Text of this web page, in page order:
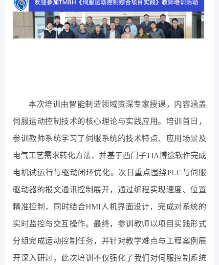
本次培训由智能制造领域资深专家授课，内容涵盖
伺服运动控制技术的核心理论与实践应用。培训首日，
参训教师系统学习了伺服系统的技术特点、应用场景及
电气工艺需求转化方法，并基于西门子TIA博途软件完成
电机试运行与驱动闭环优化。次日重点围绕PLC与伺服
驱动器的报文通讯控制展开，通过编程实现速度、位置
精准控制，同时结合HMI人机界面设计，完成对系统的
实时监控与交互操作。最终，参训教师以项目实践形式
分组完成运动控制任务，并针对教学难点与工程案例展
开深入研讨。此次培训不仅强化了我们对伺服控制系统